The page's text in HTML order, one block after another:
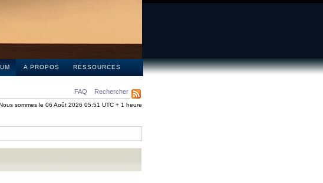
A PROPOS RESSOURCES
FAQ Rechercher
sommes le 06 Août 2026 05:51 UTC + 1 heure